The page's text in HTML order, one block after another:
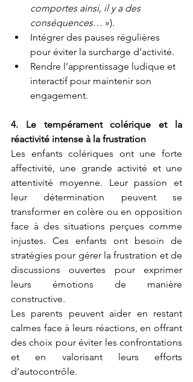
comportes ainsi, il y a des
conséquences… »).
Intégrer des pauses régulières
pour éviter la surcharge d’activité.
Rendre l’apprentissage ludique et
interactif pour maintenir son
engagement.
4. Le tempérament colérique et la
réactivité intense à la frustration
Les enfants colériques ont une forte
affectivité, une grande activité et une
attentivité moyenne. Leur passion et
leur détermination peuvent se
transformer en colère ou en opposition
face à des situations perçues comme
injustes. Ces enfants ont besoin de
stratégies pour gérer la frustration et de
discussions ouvertes pour exprimer
leurs émotions de manière
constructive.
Les parents peuvent aider en restant
calmes face à leurs réactions, en offrant
des choix pour éviter les confrontations
et en valorisant leurs efforts
d’autocontrôle.